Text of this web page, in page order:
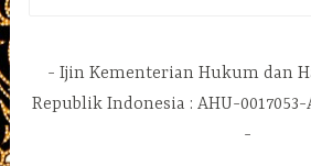
Ijin Kementerian Hukum dan
Republik Indonesia : AHU-0017053-